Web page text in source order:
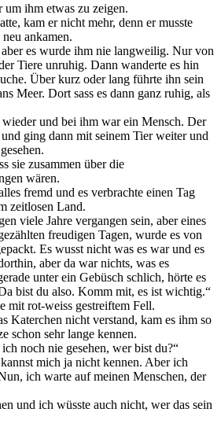
um ihm etwas zu zeigen.
kam er nicht mehr, denn er musste
ankamen.
es wurde ihm nie langweilig. Nur von
Tiere unruhig. Dann wanderte es hin
Über kurz oder lang führte ihn sein
Meer. Dort sass es dann ganz ruhig, als
und bei ihm war ein Mensch. Der
ging dann mit seinem Tier weiter und
sie zusammen über die
wären.
fremd und es verbrachte einen Tag
zeitlosen Land.
viele Jahre vergangen sein, aber eines
freudigen Tagen, wurde es von
Es wusst nicht was es war und es
aber da war nichts, was es
unter ein Gebüsch schlich, hörte es
bist du also. Komm mit, es ist wichtig.“
mit rot-weiss gestreiftem Fell.
Katerchen nicht verstand, kam es ihm so
schon sehr lange kennen.
noch nie gesehen, wer bist du?“
mich ja nicht kennen. Aber ich
ich warte auf meinen Menschen, der
und ich wüsste auch nicht, wer das sein